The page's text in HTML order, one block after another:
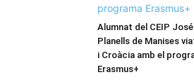
Alumnat del CEIP
Planells de Manises
i Croàcia amb el
Erasmus+